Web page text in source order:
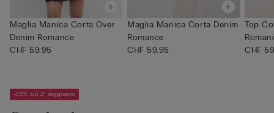
Maglia Manica Corta Over
Denim Romance
CHF 59.95
Maglia Manica Corta Denim
Romance
CHF 59.95
Top
CHF
-30% sul 2° reggiseno